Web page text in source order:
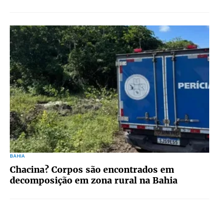
BAHIA
Chacina? Corpos são encontrados em
decomposição em zona rural na Bahia